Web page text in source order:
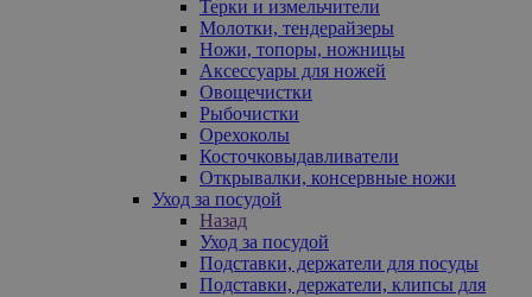
Терки и измельчители
Молотки, тендерайзеры
Ножи, топоры, ножницы
Аксессуары для ножей
Овощечистки
Рыбочистки
Орехоколы
Косточковыдавливатели
Открывалки, консервные ножи
Уход за посудой
Назад
Уход за посудой
Подставки, держатели для посуды
Подставки, держатели, клипсы для